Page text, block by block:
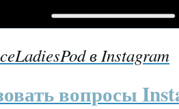
в Instagram
вопросы